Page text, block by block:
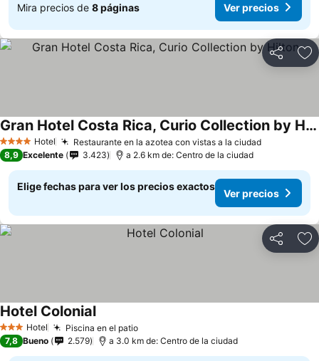
Mira precios de 8 páginas Ver precios
Compartir
4 EstrellasHotel Restaurante en la azotea con vistas a la ciudadVer
Gran Hotel Costa Rica, Curio Collection by Hilton
Ver precios
8,9 Excelente 3.423 a 2.6 km de: Centro de la ciudad
Elige fechas para ver los precios exactos
Ver precios
Compartir
3 Estrellas
Hotel Piscina en el patioVer precios
Hotel ColonialVer precios
7,8 Bueno 2.579 a 3.0 km de: Centro de la ciudad